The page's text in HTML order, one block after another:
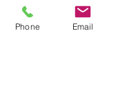
Phone Email